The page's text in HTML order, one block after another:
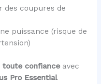
des coupures de
puissance (risque de
toute confianceavec
Pro Essential